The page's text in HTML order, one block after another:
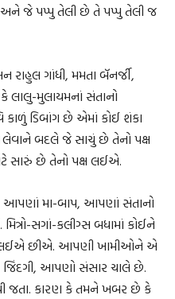
જે પપ્પુ તેલી છે તે પપ્પુ તેલી જ
ગાંધી, મમતા બૅનર્જી,
લાલુ-મુલાયમનાં સંતાનો
ડિબાંગ છે એમાં કોઈ શંકા
લેવાને બદલે જે સાચું છે તેનો પક્ષ
સારું છે તેનો પક્ષ લઈએ.
મા-બાપ, આપણાં સંતાનો
સગાં-કલીગ્સ બધામાં કોઈને
લઈએ છીએ. આપણી ખામીઓને એ
આપણો સંસાર ચાલે છે.
જતા. કારણ કે તમને ખબર છે કે